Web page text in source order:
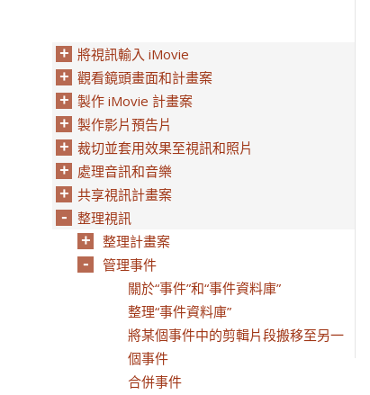
將視訊輸入 iMovie
觀看鏡頭畫面和計畫案
製作 iMovie 計畫案
製作影片預告片
裁切並套用效果至視訊和照片
處理音訊和音樂
共享視訊計畫案
整理視訊
整理計畫案
管理事件
關於“事件”和“事件資料庫”
整理“事件資料庫”
將某個事件中的剪輯片段搬移至另一
個事件
合併事件